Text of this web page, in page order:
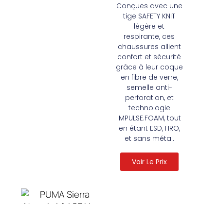
Conçues avec une
tige SAFETY KNIT
légère et
respirante, ces
chaussures allient
confort et sécurité
grâce à leur coque
en fibre de verre,
semelle anti-
perforation, et
technologie
IMPULSE.FOAM, tout
en étant ESD, HRO,
et sans métal.
Voir Le Prix